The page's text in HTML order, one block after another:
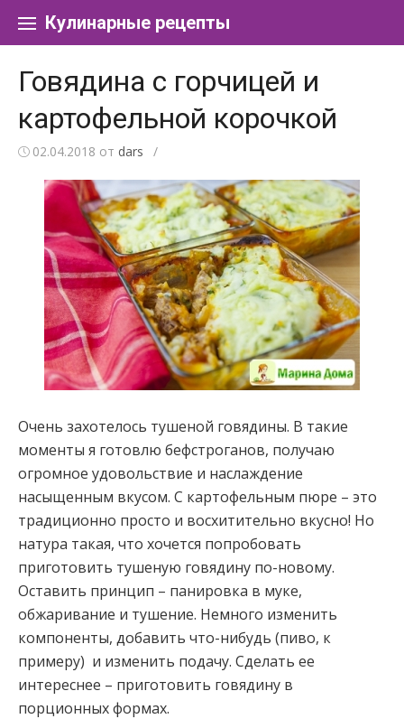
Кулинарные рецепты
Говядина с горчицей и
картофельной корочкой
02.04.2018 от dars /
Очень захотелось тушеной говядины. В такие
моменты я готовлю бефстроганов, получаю
огромное удовольствие и наслаждение
насыщенным вкусом. С картофельным пюре – это
традиционно просто и восхитительно вкусно! Но
натура такая, что хочется попробовать
приготовить тушеную говядину по-новому.
Оставить принцип – панировка в муке,
обжаривание и тушение. Немного изменить
компоненты, добавить что-нибудь (пиво, к
примеру) и изменить подачу. Сделать ее
интереснее – приготовить говядину в
порционных формах.